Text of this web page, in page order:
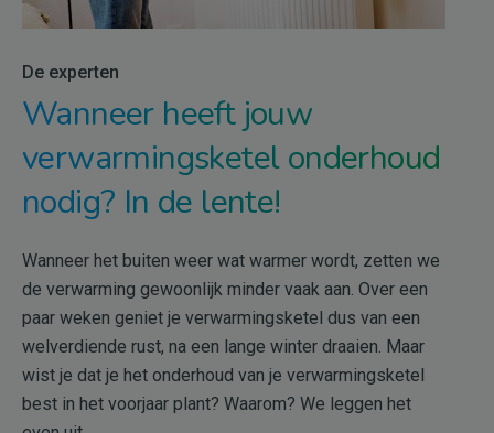
De experten
Wanneer heeft jouw
verwarmingsketel onderhoud
nodig? In de lente!
Wanneer het buiten weer wat warmer wordt, zetten we
de verwarming gewoonlijk minder vaak aan. Over een
paar weken geniet je verwarmingsketel dus van een
welverdiende rust, na een lange winter draaien. Maar
wist je dat je het onderhoud van je verwarmingsketel
best in het voorjaar plant? Waarom? We leggen het